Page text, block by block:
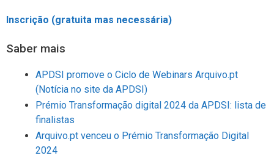
Inscrição (gratuita mas necessária)
Saber mais
APDSI promove o Ciclo de Webinars Arquivo.pt
(Notícia no site da APDSI)
Prémio Transformação digital 2024 da APDSI: lista de
finalistas
Arquivo.pt venceu o Prémio Transformação Digital
2024